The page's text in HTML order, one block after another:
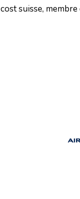
cost suisse,